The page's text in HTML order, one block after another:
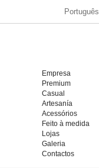
Português
Empresa
Premium
Casual
Artesanía
Acessórios
Feito à medida
Lojas
Galeria
Contactos